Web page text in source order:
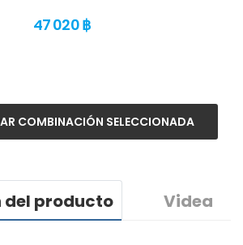
47 020 ฿
COMBINACIÓN SELECCIONADA
del producto Videa